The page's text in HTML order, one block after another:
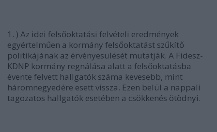
1. ) Az idei felsőoktatási felvételi eredmények
egyértelműen a kormány felsőoktatást szűkítő
politikájának az érvényesülését mutatják. A Fidesz-
KDNP kormány regnálása alatt a felsőoktatásba
évente felvett hallgatók száma kevesebb, mint
háromnegyedére esett vissza. Ezen belül a nappali
tagozatos hallgatók esetében a csökkenés ötödnyi.